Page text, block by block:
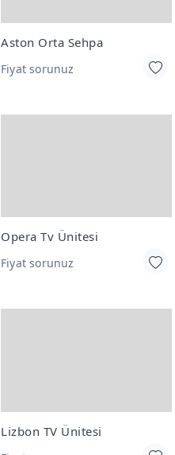
Aston Orta Sehpa
Fiyat sorunuz
Opera Tv Ünitesi
Fiyat sorunuz
Lizbon TV Ünitesi